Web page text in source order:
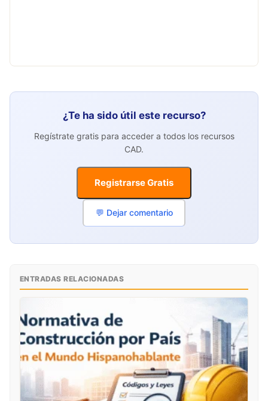
¿Te ha sido útil este recurso?
Regístrate gratis para acceder a todos los recursos
CAD.
Registrarse Gratis
💬 Dejar comentario
ENTRADAS RELACIONADAS